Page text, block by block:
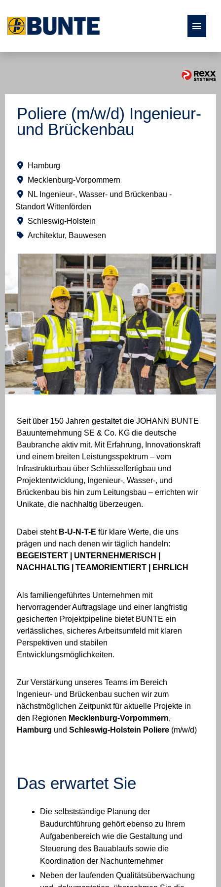
Fach- und Führungskräfte
Ausbildung und Studium
Poliere (m/w/d) Ingenieur-
und Brückenbau
Hamburg
Mecklenburg-Vorpommern
NL Ingenieur-, Wasser- und Brückenbau -
Standort Wittenförden
Schleswig-Holstein
Architektur, Bauwesen
Seit über 150 Jahren gestaltet die JOHANN BUNTE
Bauunternehmung SE & Co. KG die deutsche
Baubranche aktiv mit. Mit Erfahrung, Innovationskraft
und einem breiten Leistungsspektrum – vom
Infrastrukturbau über Schlüsselfertigbau und
Projektentwicklung, Ingenieur-, Wasser-, und
Brückenbau bis hin zum Leitungsbau – errichten wir
Unikate, die nachhaltig überzeugen.
Dabei steht B-U-N-T-E für klare Werte, die uns
prägen und nach denen wir täglich handeln:
BEGEISTERT | UNTERNEHMERISCH |
NACHHALTIG | TEAMORIENTIERT | EHRLICH
Als familiengeführtes Unternehmen mit
hervorragender Auftragslage und einer langfristig
gesicherten Projektpipeline bietet BUNTE ein
verlässliches, sicheres Arbeitsumfeld mit klaren
Perspektiven und stabilen
Entwicklungsmöglichkeiten.
Zur Verstärkung unseres Teams im Bereich
Ingenieur- und Brückenbau suchen wir zum
nächstmöglichen Zeitpunkt für aktuelle Projekte in
den Regionen Mecklenburg-Vorpommern,
Hamburg und Schleswig-Holstein Poliere (m/w/d)
Das erwartet Sie
Die selbstständige Planung der
Baudurchführung gehört ebenso zu Ihrem
Aufgabenbereich wie die Gestaltung und
Steuerung des Bauablaufs sowie die
Koordination der Nachunternehmer
Neben der laufenden Qualitätsüberwachung